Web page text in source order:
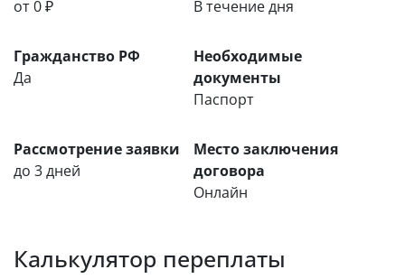
от 0 ₽
В течение дня
Гражданство РФ
Да
Необходимые
документы
Паспорт
Рассмотрение заявки
до 3 дней
Место заключения
договора
Онлайн
Калькулятор переплаты